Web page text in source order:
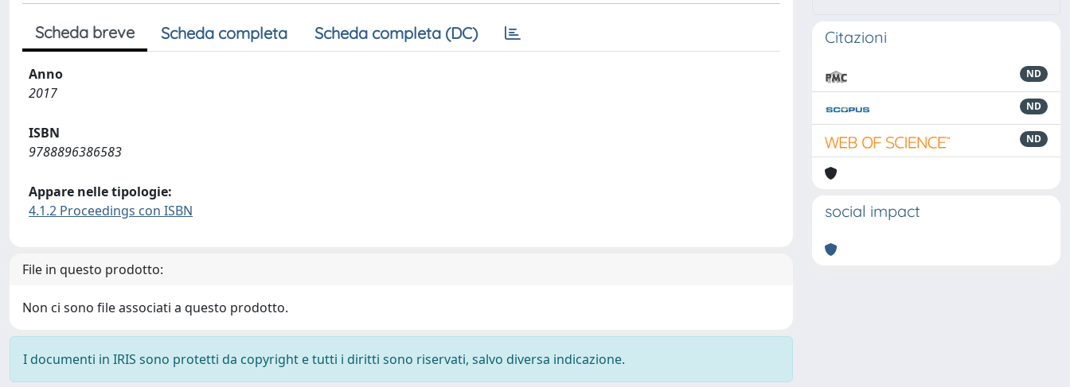
Scheda breve Scheda completa Scheda completa (DC)
Anno
2017
ISBN
9788896386583
Appare nelle tipologie:
4.1.2 Proceedings con ISBN
File in questo prodotto:
Non ci sono file associati a questo prodotto.
I documenti in IRIS sono protetti da copyright e tutti i diritti sono riservati, salvo diversa indicazione.
Citazioni
ND
ND
ND
social impact